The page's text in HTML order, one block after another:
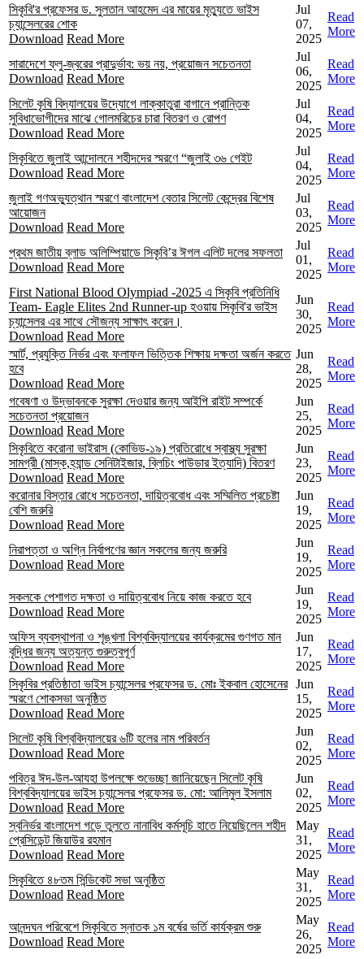
সিকৃবি'র প্রফেসর ড. সুলতান আহমেদ এর মায়ের মৃত্যুতে ভাইস
চ্যান্সেলরের শোক
Download Read More
Jul
07,
2025
Read
More
সারাদেশে ফ্লু-জ্বরের প্রাদুর্ভাব: ভয় নয়, প্রয়োজন সচেতনতা
Download Read More
Jul
06,
2025
Read
More
সিলেট কৃষি বিদ্যালয়ের উদ্যোগে লাক্কাতুরা বাগানে প্রান্তিক
সুবিধাভোগীদের মাঝে গোলমরিচের চারা বিতরণ ও রোপণ
Download Read More
Jul
04,
2025
Read
More
সিকৃবিতে জুলাই আন্দোলনে শহীদদের স্মরণে “জুলাই ৩৬ গেইট
Download Read More
Jul
04,
2025
Read
More
জুলাই গণঅভ্যুত্থান স্মরণে বাংলাদেশ বেতার সিলেট কেন্দ্রের বিশেষ
আয়োজন
Download Read More
Jul
03,
2025
Read
More
প্রথম জাতীয় ব্লাড অলিম্পিয়াডে সিকৃবি’র ঈগল এলিট দলের সফলতা
Download Read More
Jul
01,
2025
Read
More
First National Blood Olympiad -2025 এ সিকৃবি প্রতিনিধি
Team- Eagle Elites 2nd Runner-up হওয়ায় সিকৃবি'র ভাইস
চ্যান্সেলর এর সাথে সৌজন্য সাক্ষাৎ করেন।
Download Read More
Jun
30,
2025
Read
More
স্মার্ট, প্রযুক্তি নির্ভর এবং ফলাফল ভিত্তিক শিক্ষায় দক্ষতা অর্জন করতে
হবে
Download Read More
Jun
28,
2025
Read
More
গবেষণা ও উদ্ভাবনকে সুরক্ষা দেওয়ার জন্য আইপি রাইট সম্পর্কে
সচেতনতা প্রয়োজন
Download Read More
Jun
25,
2025
Read
More
সিকৃবিতে করোনা ভাইরাস (কোভিড-১৯) প্রতিরোধে স্বাস্থ্য সুরক্ষা
সামগ্রী (মাস্ক,হ্যান্ড সেনিটাইজার, ব্লিচিং পাউডার ইত্যাদি) বিতরণ
Download Read More
Jun
23,
2025
Read
More
করোনার বিস্তার রোধে সচেতনতা, দায়িত্ববোধ এবং সম্মিলিত প্রচেষ্টা
বেশি জরুরি
Download Read More
Jun
19,
2025
Read
More
নিরাপত্তা ও অগ্নি নির্বাপণের জ্ঞান সকলের জন্য জরুরি
Download Read More
Jun
19,
2025
Read
More
সকলকে পেশাগত দক্ষতা ও দায়িত্ববোধ নিয়ে কাজ করতে হবে
Download Read More
Jun
19,
2025
Read
More
অফিস ব্যবস্থাপনা ও শৃঙ্খলা বিশ্ববিদ্যালয়ের কার্যক্রমের গুণগত মান
বৃদ্ধির জন্য অত্যন্ত গুরুত্বপূর্ণ
Download Read More
Jun
17,
2025
Read
More
সিকৃবির প্রতিষ্ঠাতা ভাইস চ্যান্সেলর প্রফেসর ড. মোঃ ইকবাল হোসেনের
স্মরণে শোকসভা অনুষ্ঠিত
Download Read More
Jun
15,
2025
Read
More
সিলেট কৃষি বিশ্ববিদ্যালয়ের ৬টি হলের নাম পরিবর্তন
Download Read More
Jun
02,
2025
Read
More
পবিত্র ঈদ-উল-আযহা উপলক্ষে শুভেচ্ছা জানিয়েছেন সিলেট কৃষি
বিশ্ববিদ্যালয়ের ভাইস চ্যান্সেলর প্রফেসর ড. মো: আলিমুল ইসলাম
Download Read More
Jun
02,
2025
Read
More
স্বনির্ভর বাংলাদেশ গড়ে তুলতে নানাবিধ কর্মসূচি হাতে নিয়েছিলেন শহীদ
প্রেসিডেন্ট জিয়াউর রহমান
Download Read More
May
31,
2025
Read
More
সিকৃবিতে ৪৮তম সিন্ডিকেট সভা অনুষ্ঠিত
Download Read More
May
31,
2025
Read
More
আনন্দঘন পরিবেশে সিকৃবিতে স্নাতক ১ম বর্ষের ভর্তি কার্যক্রম শুরু
Download Read More
May
26,
2025
Read
More